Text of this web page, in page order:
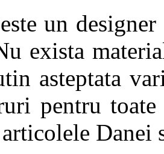
un
exista
asteptata
pentru
Danei